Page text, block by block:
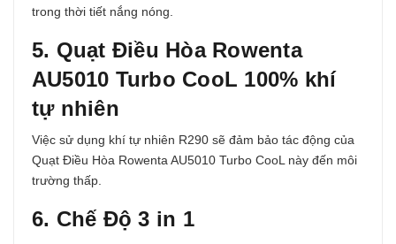
trong thời tiết nắng nóng.
5. Quạt Điều Hòa Rowenta
AU5010 Turbo CooL 100% khí
tự nhiên
Việc sử dụng khí tự nhiên R290 sẽ đảm bảo tác động của
Quạt Điều Hòa Rowenta AU5010 Turbo CooL này đến môi
trường thấp.
6. Chế Độ 3 in 1